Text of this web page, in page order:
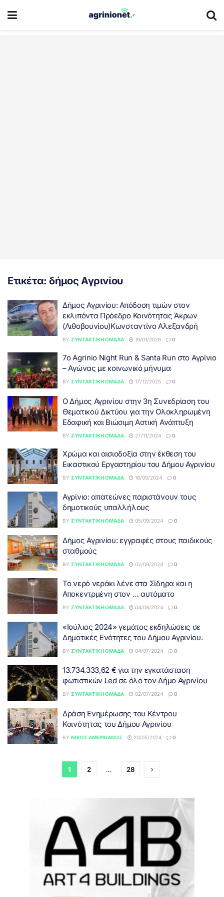
Ετικέτα:δήμος Αγρινίου
Δήμος Αγρινίου: Απόδοση τιμών στον
εκλιπόντα Πρόεδρο Κοινότητας Άκρων
(Λιθοβουνίου)Κωνσταντίνο Αλεξανδρή
BY ΣΥΝΤΑΚΤΙΚΉ ΟΜΆΔΑ 19/01/2026 0
7ο Agrinio Night Run & Santa Run στο Αγρίνιο
– Αγώνας με κοινωνικό μήνυμα
BY ΣΥΝΤΑΚΤΙΚΉ ΟΜΆΔΑ 17/12/2025 0
Ο Δήμος Αγρινίου στην 3η Συνεδρίαση του
Θεματικού Δικτύου για την Ολοκληρωμένη
Εδαφική και Βιώσιμη Αστική Ανάπτυξη
BY ΣΥΝΤΑΚΤΙΚΉ ΟΜΆΔΑ 27/11/2024 0
Χρώμα και αισιοδοξία στην έκθεση του
Εικαστικού Εργαστηρίου του Δήμου Αγρινίου
BY ΣΥΝΤΑΚΤΙΚΉ ΟΜΆΔΑ 18/09/2024 0
Αγρίνιο: απατεώνες παριστάνουν τους
δημοτικούς υπαλλήλους
BY ΣΥΝΤΑΚΤΙΚΉ ΟΜΆΔΑ 05/09/2024 0
Δήμος Αγρινίου: εγγραφές στους παιδικούς
σταθμούς
BY ΣΥΝΤΑΚΤΙΚΉ ΟΜΆΔΑ 02/09/2024 0
Το νερό νεράκι λένε στα Σίδηρα και η
Αποκεντρμένη στον … αυτόματο
BY ΣΥΝΤΑΚΤΙΚΉ ΟΜΆΔΑ 04/08/2024 0
«Ιούλιος 2024» γεμάτος εκδηλώσεις σε
Δημοτικές Ενότητες του Δήμου Αγρινίου.
BY ΣΥΝΤΑΚΤΙΚΉ ΟΜΆΔΑ 04/07/2024 0
13.734.333,62 € για την εγκατάσταση
φωτιστικών Led σε όλο τον Δήμο Αγρινίου
BY ΣΥΝΤΑΚΤΙΚΉ ΟΜΆΔΑ 02/07/2024 0
Δράση Ενημέρωσης του Κέντρου
Κοινότητας του Δήμου Αγρινίου
BY ΝΊΚΟΣ ΑΜΕΡΙΚΆΝΟΣ 20/05/2024 0
1 2 … 28